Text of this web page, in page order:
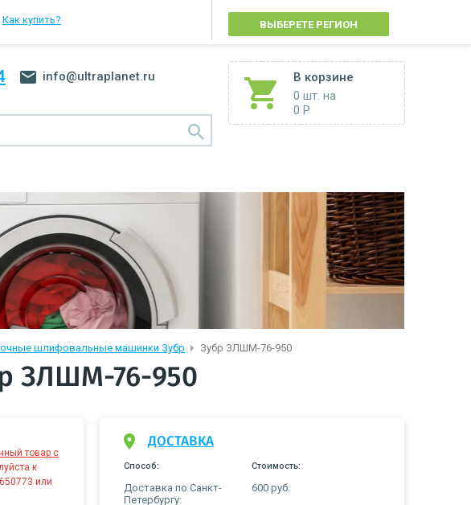
Как купить?
ВЫБЕРЕТЕ РЕГИОН
В корзине
0 шт. на
0 Р
info@ultraplanet.ru
шлифовальные машинки Зубр Зубр ЗЛШМ-76-950
ЗЛШМ-76-950
товар с
к
или
ДОСТАВКА
Способ: Стоимость:
Доставка по Санкт-
Петербургу:
600 руб.